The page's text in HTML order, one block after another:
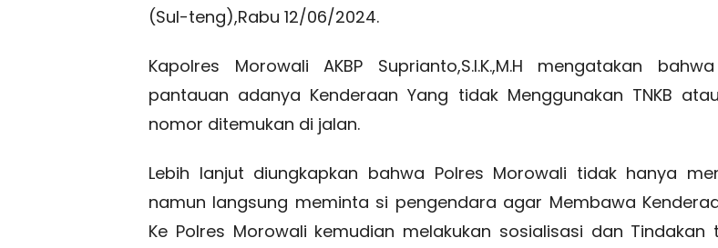
(Sul-teng),Rabu 12/06/2024.
Kapolres Morowali AKBP Suprianto,S.I.K.,M.H mengatakan
pantauan adanya Kenderaan Yang tidak Menggunakan TNKB
nomor ditemukan di jalan.
Lebih lanjut diungkapkan bahwa Polres Morowali tidak hanya
namun langsung meminta si pengendara agar Membawa
Ke Polres Morowali kemudian melakukan sosialisasi dan Tindakan